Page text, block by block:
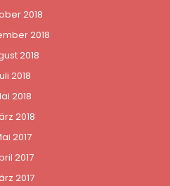
2018
2018
2018
2018
2018
2018
2017
2017
2017